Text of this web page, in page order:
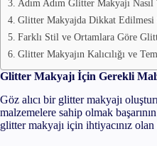
Adım Adım Glitter Makyajı Nasıl
Glitter Makyajda Dikkat Edilmesi
Farklı Stil ve Ortamlara Göre
Glitter Makyajın Kalıcılığı ve
Glitter Makyajı İçin Gerekli
Göz alıcı bir glitter makyajı
malzemelere sahip olmak
glitter makyajı için ihtiyacınız